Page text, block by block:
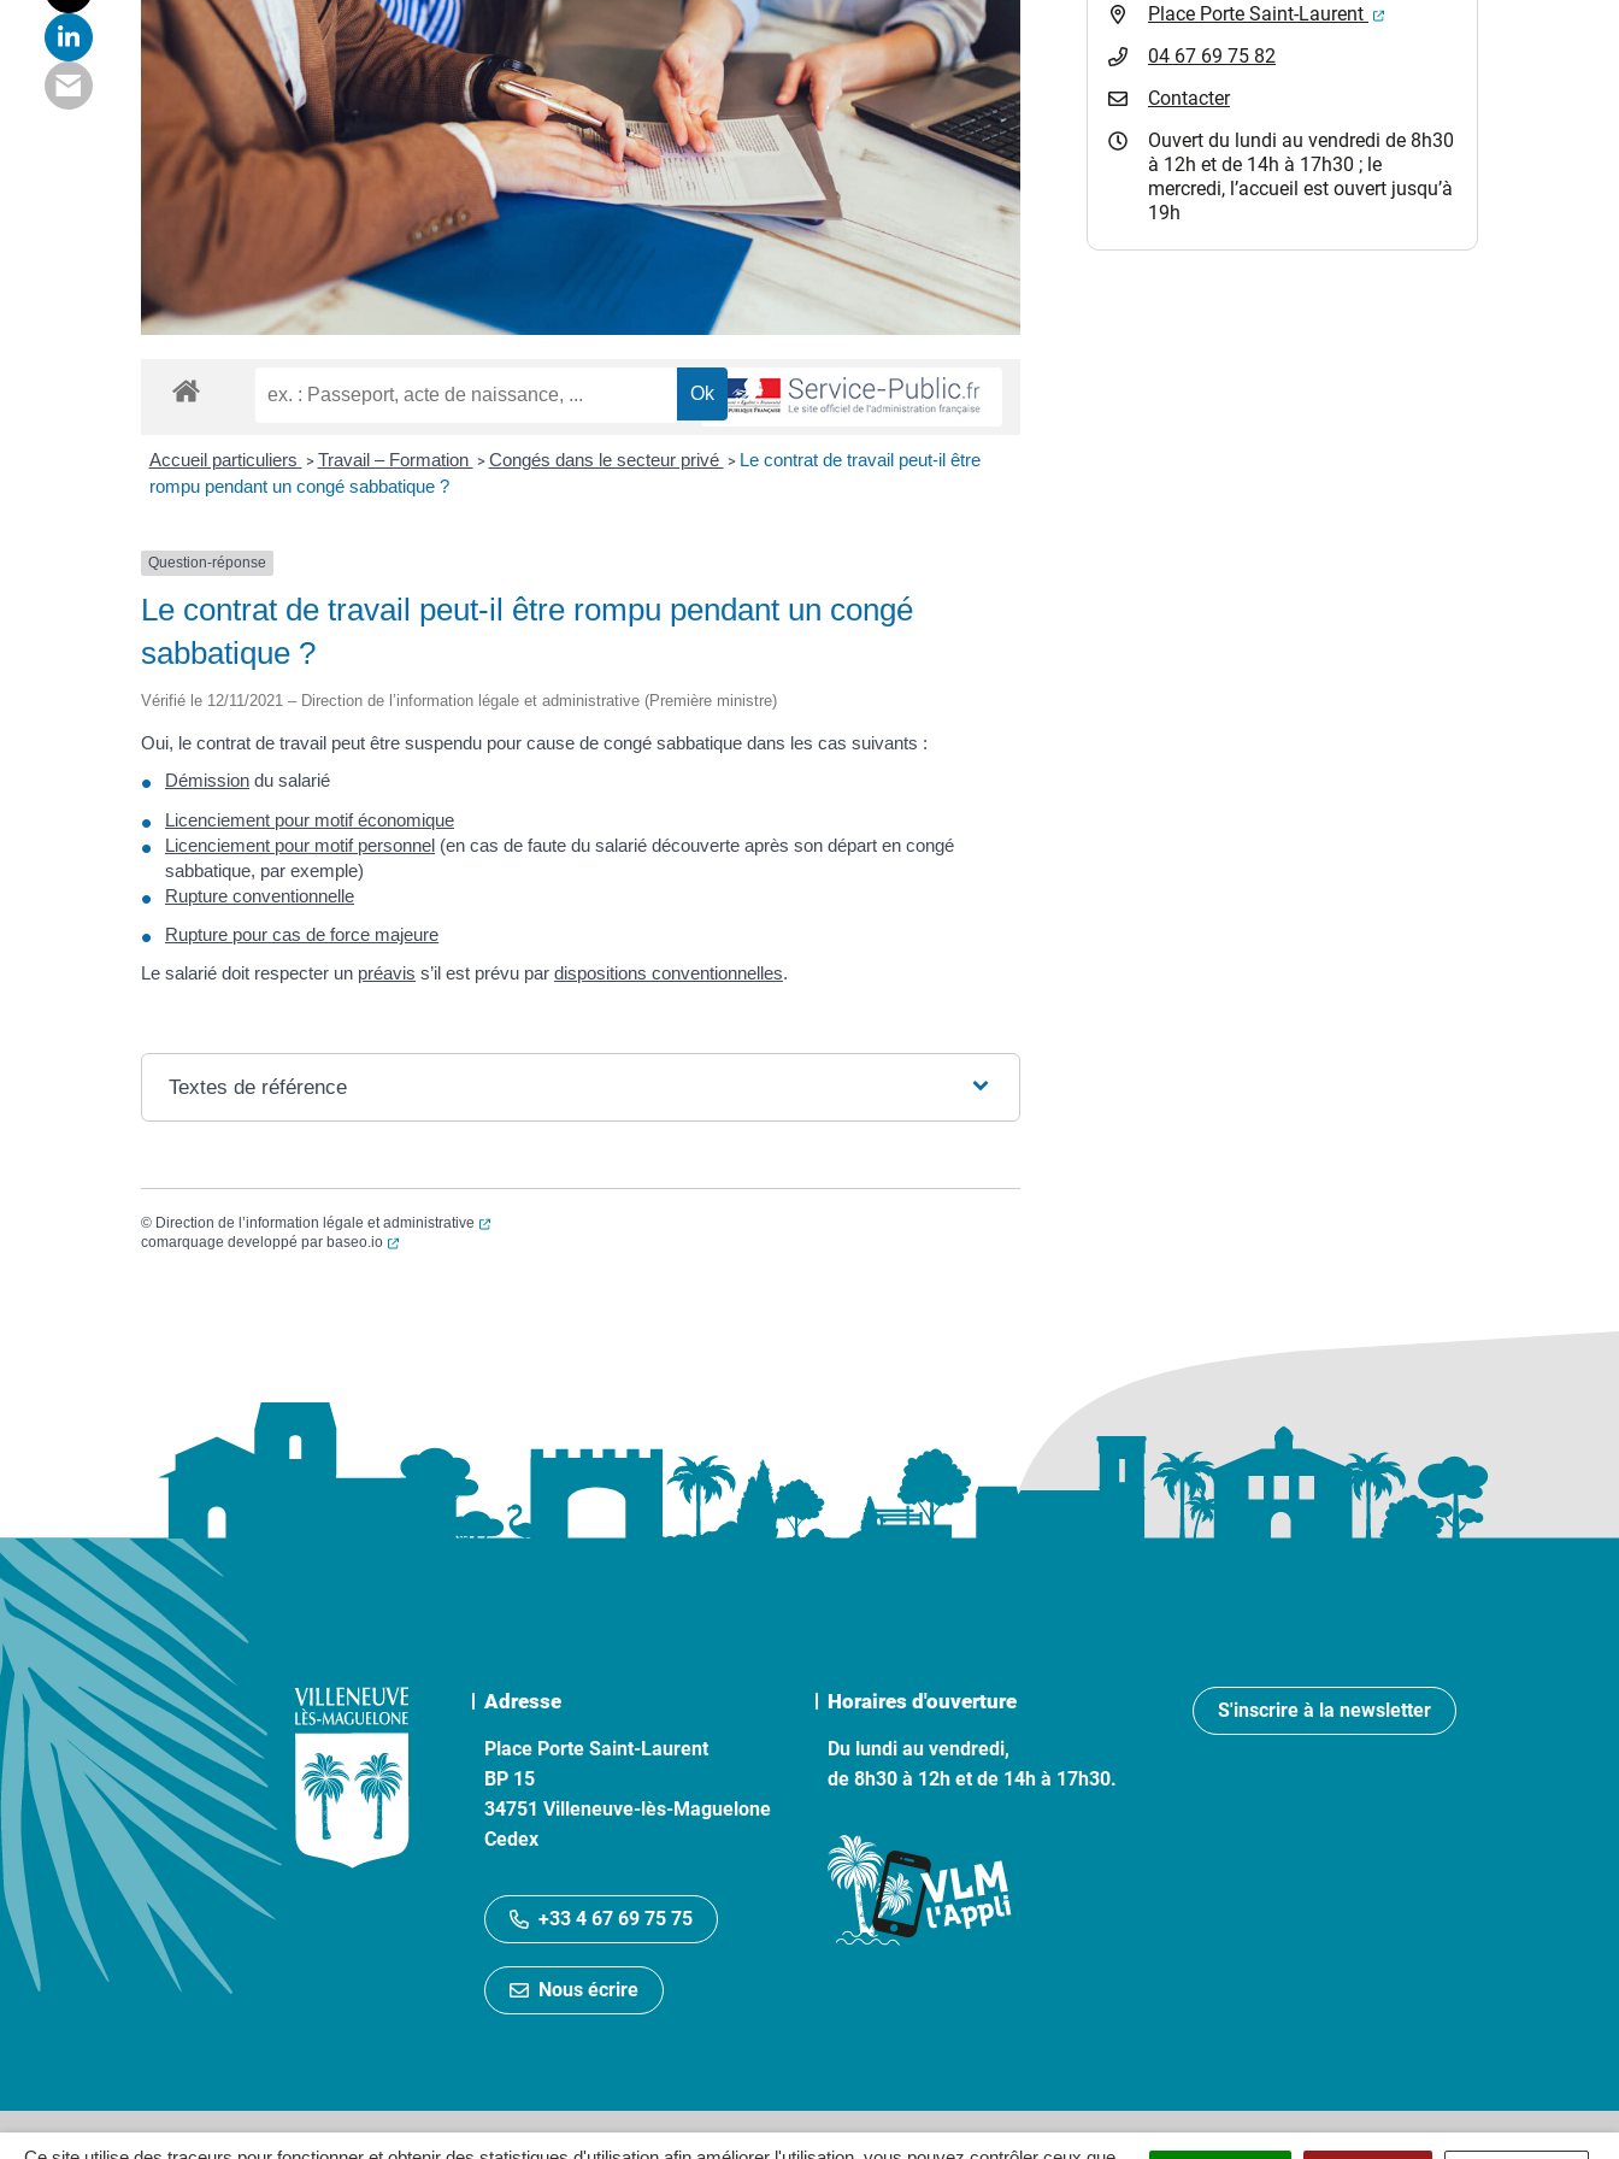
Accueil particuliers > Travail – Formation > Congés dans le secteur privé > Le contrat de travail peut-il être
rompu pendant un congé sabbatique ?
Question-réponse
Le contrat de travail peut-il être rompu pendant un congé
sabbatique ?
Vérifié le 12/11/2021 – Direction de l’information légale et administrative (Première ministre)
Oui, le contrat de travail peut être suspendu pour cause de congé sabbatique dans les cas suivants :
Démission du salarié
Licenciement pour motif économique
Licenciement pour motif personnel (en cas de faute du salarié découverte après son départ en congé
sabbatique, par exemple)
Rupture conventionnelle
Rupture pour cas de force majeure
Le salarié doit respecter un préavis s’il est prévu par dispositions conventionnelles.
Textes de référence
© Direction de l’information légale et administrative
(ouverture dans un nouvel onglet)
comarquage developpé par baseo.io (ouverture dans un nouvel onglet)
Place Porte Saint-Laurent
(ouverture dans un nouvel
04 67 69 75 82
Contacter
Ouvert du lundi au vendredi de 8h30
à 12h et de 14h à 17h30 ; le
mercredi, l’accueil est ouvert jusqu’à
19h
Adresse
Place Porte Saint-Laurent
BP 15
34751 Villeneuve-lès-Maguelone
Cedex
+33 4 67 69 75 75
Nous écrire
Horaires d'ouverture
Du lundi au vendredi,
de 8h30 à 12h et de 14h à 17h30.
S'inscrire à la newsletter